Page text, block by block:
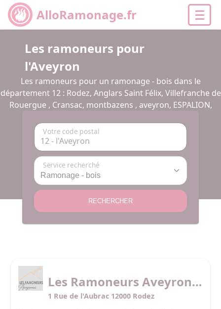
AlloRamonage.fr
Les ramoneurs pour
l'Aveyron
Les ramoneurs pour un ramonage - bois dans le
département 12 : Rodez, Anglars Saint Félix, Villefranche de
Rouergue , Cransac, montbazens , aveyron, ESPALION,
Votre code postal
Service recherché
RECHERCHER
Les Ramoneurs Aveyronnais
1 Rue de l'Aubrac 12000 Rodez